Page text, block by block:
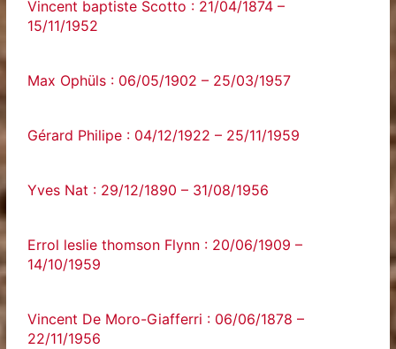
Vincent baptiste Scotto : 21/04/1874 –
15/11/1952
Max Ophüls : 06/05/1902 – 25/03/1957
Gérard Philipe : 04/12/1922 – 25/11/1959
Yves Nat : 29/12/1890 – 31/08/1956
Errol leslie thomson Flynn : 20/06/1909 –
14/10/1959
Vincent De Moro-Giafferri : 06/06/1878 –
22/11/1956